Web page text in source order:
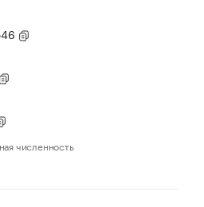
численность